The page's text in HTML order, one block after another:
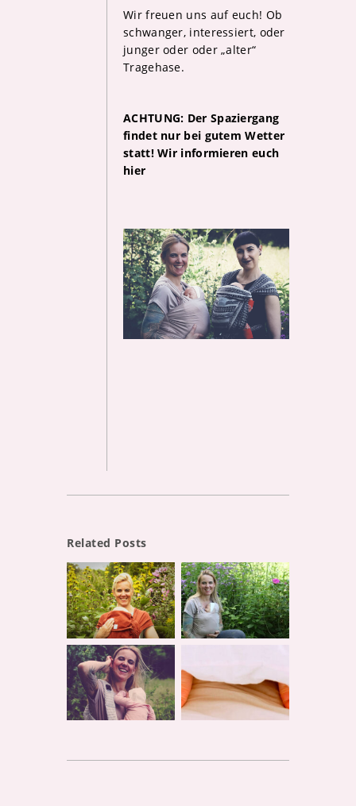
Wir freuen uns auf euch! Ob
schwanger, interessiert, oder
junger oder oder „alter“
Tragehase.
ACHTUNG: Der Spaziergang
findet nur bei gutem Wetter
statt! Wir informieren euch
hier
Related Posts